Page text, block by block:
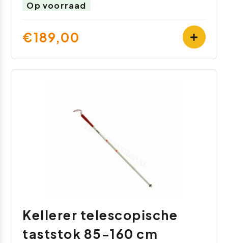
Op voorraad
€189,00
Kellerer telescopische
taststok 85-160 cm